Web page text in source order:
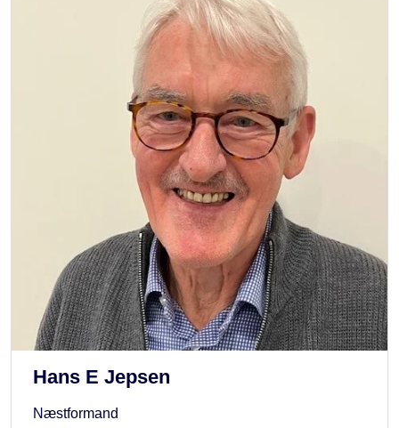
Hans E Jepsen
Næstformand